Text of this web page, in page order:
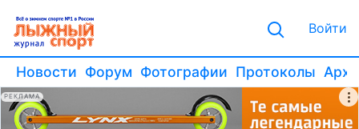
Войти
Новости Форум Фотографии Протоколы
РЕКЛАМА